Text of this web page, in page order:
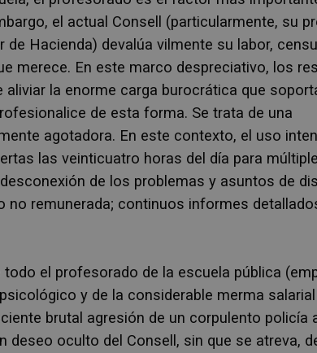
el actual Consell (particularmente, su
Hacienda) devalúa vilmente su labor,
merece. En este marco despreciativo, los
la enorme carga burocrática que
de esta forma. Se trata de una
agotadora. En este contexto, el uso
las veinticuatro horas del día para
de los problemas y asuntos de
no remunerada; continuos informes
el profesorado de la escuela pública
y de la considerable merma
brutal agresión de un corpulento policía
deseo oculto del Consell, sin que se atreva,